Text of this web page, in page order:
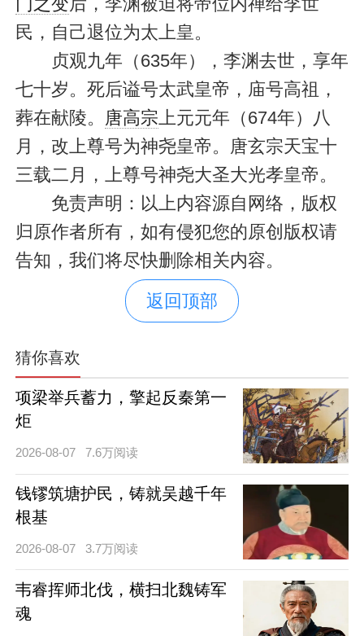
民，自己退位为太上皇。
贞观九年（635年），李渊去世，享年
七十岁。死后谥号太武皇帝，庙号高祖，
葬在献陵。 唐高宗上元元年（674年）八
月，改上尊号为神尧皇帝。唐玄宗天宝十
三载二月，上尊号神尧大圣大光孝皇帝。
免责声明：以上内容源自网络，版权
归原作者所有，如有侵犯您的原创版权请
告知，我们将尽快删除相关内容。
返回顶部
猜你喜欢
项梁举兵蓄力，擎起反秦第一
炬
2026-08-07 7.6万阅读
钱镠筑塘护民，铸就吴越千年
根基
2026-08-07 3.7万阅读
韦睿挥师北伐，横扫北魏铸军
魂